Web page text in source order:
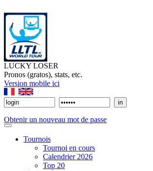
LUCKY LOSER
Pronos (gratos), stats, etc.
Version mobile ici
Obtenir un nouveau mot de passe
Tournois
Tournoi en cours
Calendrier 2026
Top 20